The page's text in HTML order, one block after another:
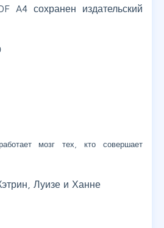
A4 сохранен издательский
мозг тех, кто совершает
Луизе и Ханне